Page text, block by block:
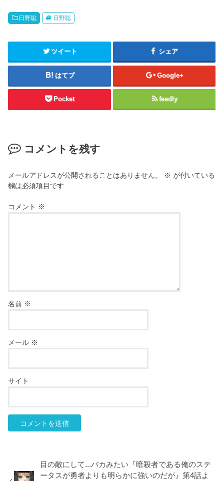
日野聡 日野聡
ツイート シェア
はてブ Google+
Pocket feedly
コメントを残す
メールアドレスが公開されることはありません。 ※ が付いている
欄は必須項目です
コメント ※
名前 ※
メール ※
サイト
目の敵にして...バカみたい『暗殺者である俺のステ
ータスが勇者よりも明らかに強いのだが』第4話よ